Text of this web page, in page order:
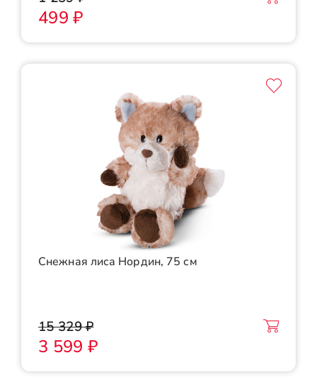
499 ₽
Снежная лиса Нордин, 75 см
15 329 ₽
3 599 ₽